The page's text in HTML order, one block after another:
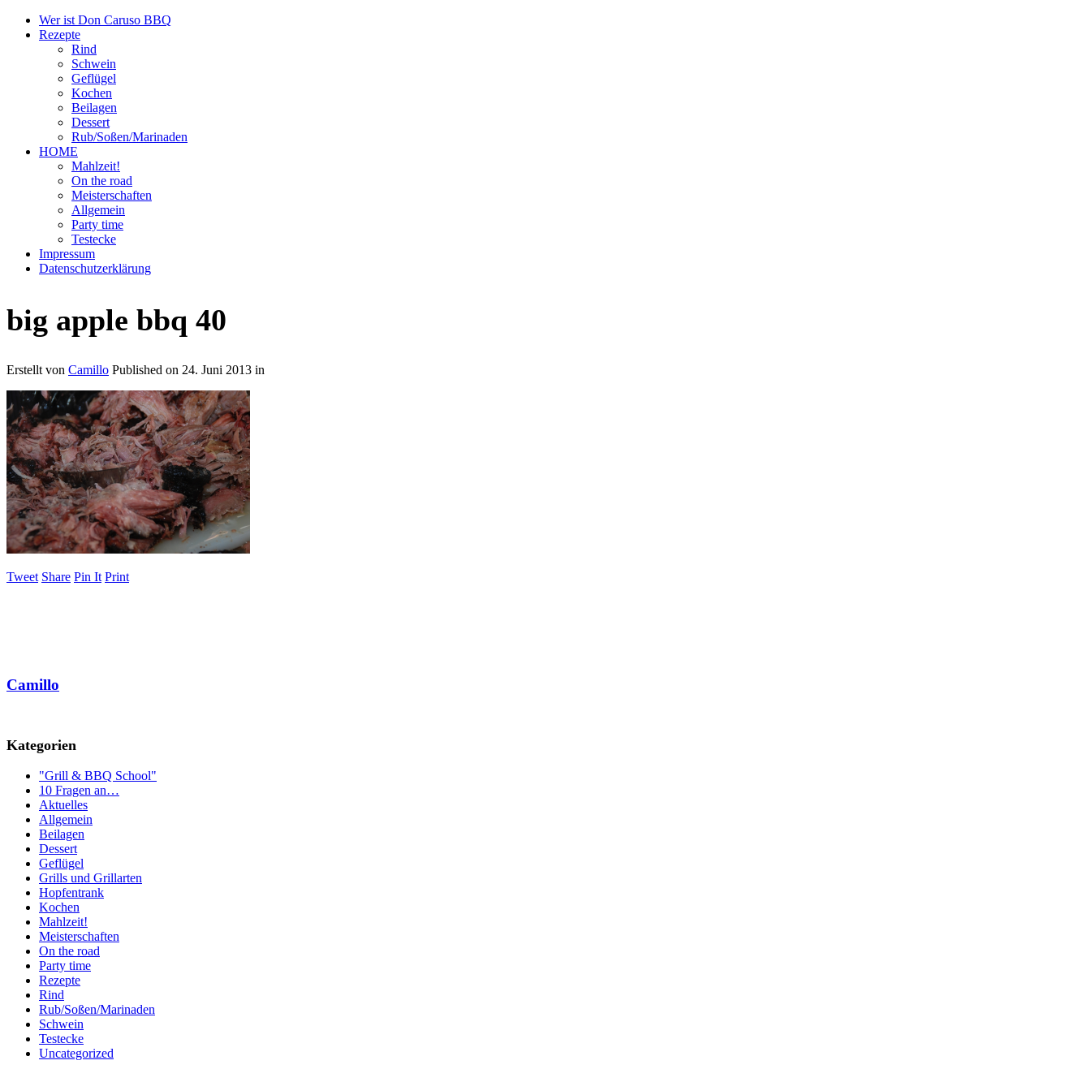
Wer ist Don Caruso BBQ
Rezepte
Rind
Schwein
Geflügel
Kochen
Beilagen
Dessert
Rub/Soßen/Marinaden
HOME
Mahlzeit!
On the road
Meisterschaften
Allgemein
Party time
Testecke
Impressum
Datenschutzerklärung
big apple bbq 40
Erstellt von Camillo Published on 24. Juni 2013 in
Tweet Share Pin It Print
Camillo
Kategorien
"Grill & BBQ School"
10 Fragen an…
Aktuelles
Allgemein
Beilagen
Dessert
Geflügel
Grills und Grillarten
Hopfentrank
Kochen
Mahlzeit!
Meisterschaften
On the road
Party time
Rezepte
Rind
Rub/Soßen/Marinaden
Schwein
Testecke
Uncategorized